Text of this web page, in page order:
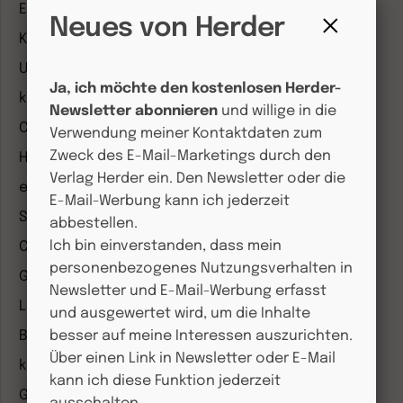
Entdeckungskiste
Kleinstkinder in Kita und Tagespflege
Unser Ganztag
kizz Elternwelt
CHRIST IN DER GEGENWART
Herder Korrespondenz
einfach leben
Stimmen der Zeit
COMMUNIO
Gemeinsam Glauben
Lebensspuren
Bibel lesen
kunst und kirche
Gottesdienst
Neues von Herder
Ja, ich möchte den kostenlosen Herder-
Newsletter abonnieren und willige in die
Verwendung meiner Kontaktdaten zum
Zweck des E-Mail-Marketings durch den
Verlag Herder ein. Den Newsletter oder die
E-Mail-Werbung kann ich jederzeit
abbestellen.
Ich bin einverstanden, dass mein
personenbezogenes Nutzungsverhalten in
Newsletter und E-Mail-Werbung erfasst
und ausgewertet wird, um die Inhalte
besser auf meine Interessen auszurichten.
Über einen Link in Newsletter oder E-Mail
kann ich diese Funktion jederzeit